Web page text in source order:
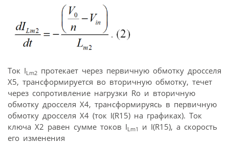
Ток ILm2 протекает через первичную обмотку дросселя
Х5, трансформируется во вторичную обмотку, течет
через сопротивление нагрузки Ro и вторичную
обмотку дросселя Х4, трансформируясь в первичную
обмотку дросселя Х4 (ток I(R15) на графиках). Ток
ключа Х2 равен сумме токов ILm1
и I(R15), а скорость
его изменения